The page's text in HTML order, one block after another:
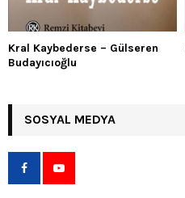
Kral Kaybederse – Gülseren
Budayıcıoğlu
SOSYAL MEDYA